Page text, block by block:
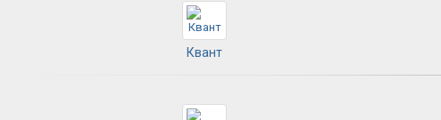
Квант